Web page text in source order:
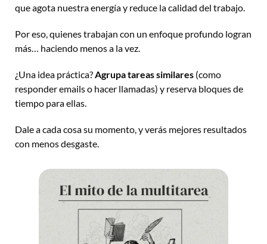
que agota nuestra energía y reduce la calidad del trabajo.
Por eso, quienes trabajan con un enfoque profundo logran
más… haciendo menos a la vez.
¿Una idea práctica? Agrupa tareas similares (como
responder emails o hacer llamadas) y reserva bloques de
tiempo para ellas.
Dale a cada cosa su momento, y verás mejores resultados
con menos desgaste.